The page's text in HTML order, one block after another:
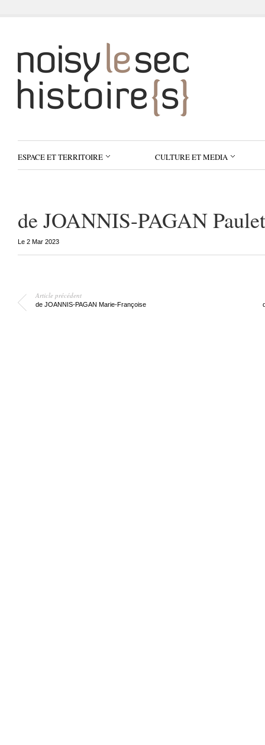
ESPACE ET TERRITOIRE CULTURE ET MEDIA
de JOANNIS-PAGAN
Le 2 Mar 2023
Article précédent
de JOANNIS-PAGAN Marie-Françoise